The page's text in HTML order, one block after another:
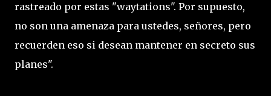
rastreado por estas "waytations". Por supuesto,
no son una amenaza para ustedes, señores, pero
recuerden eso si desean mantener en secreto sus
planes".